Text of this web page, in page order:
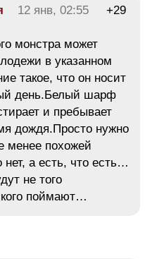
12 янв, 02:55 +29
монстра может
в указанном
такое, что он носит
день.Белый шарф
и пребывает
дождя.Просто нужно
менее похожей
а есть, что есть…
не того
кого поймают…